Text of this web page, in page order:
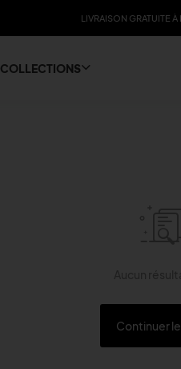
LIVRAISON GRATUITE
COLLECTIONS
Continuer